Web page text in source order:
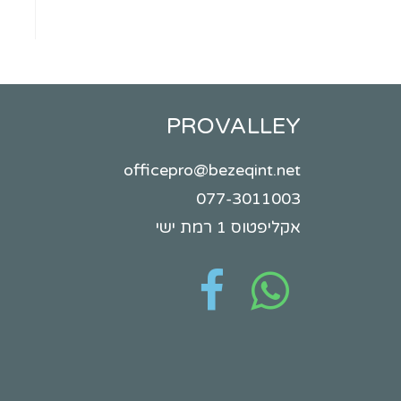
PROVALLEY
officepro@bezeqint.net
077-3011003
אקליפטוס 1 רמת ישי